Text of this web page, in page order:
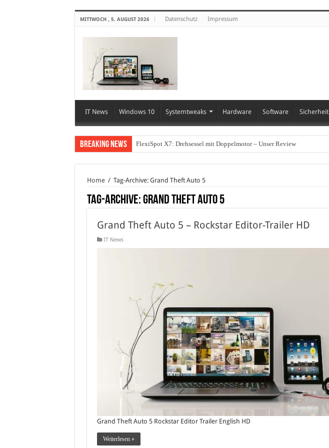
MITTWOCH , 5. AUGUST 2026 Datenschutz Impressum
IT News Windows 10 Systemtweaks Hardware Software Sicherheit
Breaking News FlexiSpot X7: Drehsessel mit Doppelmotor – Unser Review
Home / Tag-Archive: Grand Theft Auto 5
Tag-Archive:Grand Theft Auto 5
Grand Theft Auto 5 – Rockstar Editor-Trailer HD
IT News
Grand Theft Auto 5 Rockstar Editor Trailer English HD
Weiterlesen »